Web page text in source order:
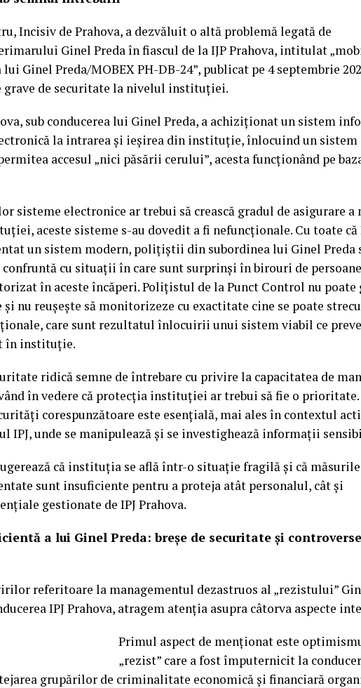
Incisiv de Prahova, a dezvăluit o altă problemă legată de
Ginel Preda în fiascul de la IJP Prahova, intitulat
Ginel Preda/MOBEX PH-DB-24”, publicat pe 4 septembrie
grave de securitate la nivelul instituției.
sub conducerea lui Ginel Preda, a achiziționat un sistem
la intrarea și ieșirea din instituție, înlocuind un sistem
accesul „nici păsării cerului”, acesta funcționând pe
sisteme electronice ar trebui să crească gradul de asigurare
aceste sisteme s-au dovedit a fi nefuncționale. Cu toate că
un sistem modern, polițiștii din subordinea lui Ginel Preda
confruntă cu situații în care sunt surprinși în birouri de
în aceste încăperi. Polițistul de la Punct Control nu poate
și nu reușește să monitorizeze cu exactitate cine se poate
care sunt rezultatul înlocuirii unui sistem viabil ce
în instituție.
ridică semne de întrebare cu privire la capacitatea de
în vedere că protecția instituției ar trebui să fie o prioritate.
corespunzătoare este esențială, mai ales în contextul
IPJ, unde se manipulează și se investighează informații
că instituția se află într-o situație fragilă și că măsurile
sunt insuficiente pentru a proteja atât personalul, cât și
gestionate de IPJ Prahova.
a lui Ginel Preda: breșe de securitate și
referitoare la managementul dezastruos al „rezistului”
IPJ Prahova, atragem atenția asupra câtorva aspecte
Primul aspect de menționat este
„rezist” care a fost împuternicit la
grupărilor de criminalitate economică și financiară